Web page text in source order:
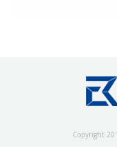
Copyright